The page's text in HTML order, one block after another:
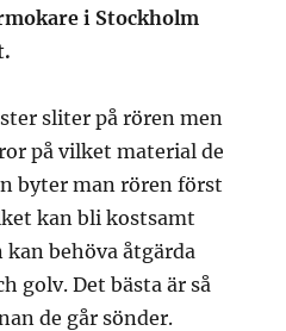
i Stockholm
sliter på rören men
på vilket material de
byter man rören först
kan bli kostsamt
kan behöva åtgärda
golv. Det bästa är så
de går sönder.